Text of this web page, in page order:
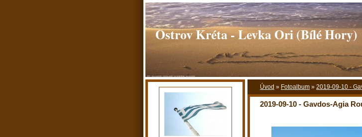
Ostrov Kréta - Levka Ori (Bílé Hory)
Úvod » Fotoalbum » 2019-09-10 -
2019-09-10 - Gavdos-Agia